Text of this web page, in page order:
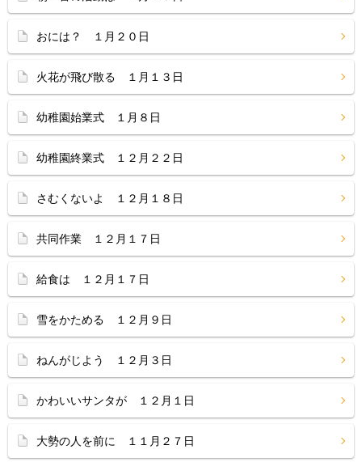
おには？ １月２０日
火花が飛び散る １月１３日
幼稚園始業式 １月８日
幼稚園終業式 １２月２２日
さむくないよ １２月１８日
共同作業 １２月１７日
給食は １２月１７日
雪をかためる １２月９日
ねんがじよう １２月３日
かわいいサンタが １２月１日
大勢の人を前に １１月２７日